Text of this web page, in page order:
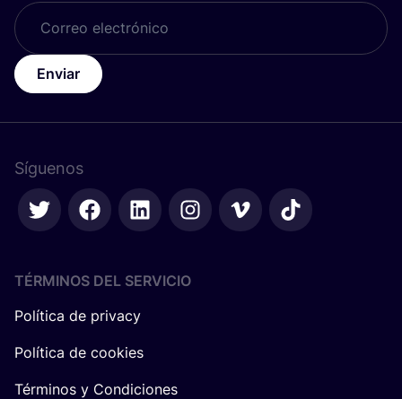
Enviar
Síguenos
TÉRMINOS DEL SERVICIO
Política de privacy
Política de cookies
Términos y Condiciones